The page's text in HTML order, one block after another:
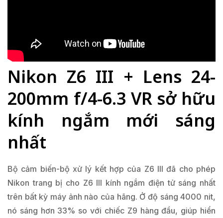
Nikon Z6 III + Lens 24-
200mm f/4-6.3 VR sở hữu
kính ngắm mới sáng
nhất
Bộ cảm biến-bộ xử lý kết hợp của Z6 III đã cho phép
Nikon trang bị cho Z6 III kính ngắm điện tử sáng nhất
trên bất kỳ máy ảnh nào của hãng. Ở độ sáng 4000 nit,
nó sáng hơn 33% so với chiếc Z9 hàng đầu, giúp hiển